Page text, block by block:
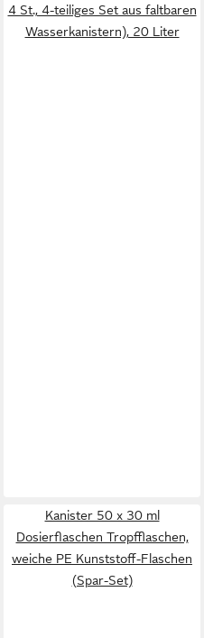
4 St., 4-teiliges Set aus faltbaren
Wasserkanistern), 20 Liter
Kanister 50 x 30 ml
Dosierflaschen Tropfflaschen,
weiche PE Kunststoff-Flaschen
(Spar-Set)